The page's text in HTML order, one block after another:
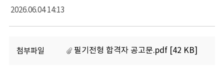
2026.06.04 14:13
첨부파일 필기전형 합격자 공고문.pdf [42 KB]